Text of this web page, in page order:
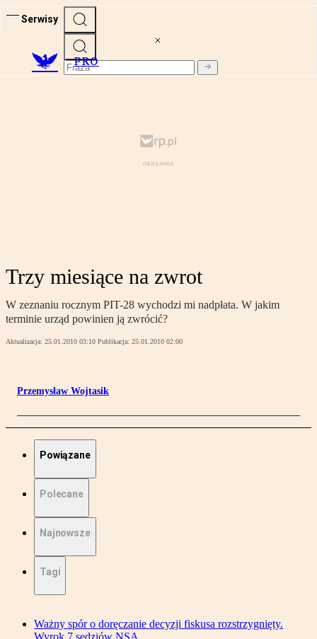
Serwisy
PRO
Trzy miesiące na zwrot
W zeznaniu rocznym PIT-28 wychodzi mi nadpłata. W jakim
terminie urząd powinien ją zwrócić?
Aktualizacja: 25.01.2010 03:10 Publikacja: 25.01.2010 02:00
Przemysław Wojtasik
Powiązane
Polecane
Najnowsze
Tagi
Ważny spór o doręczanie decyzji fiskusa rozstrzygnięty.
Wyrok 7 sędziów NSA